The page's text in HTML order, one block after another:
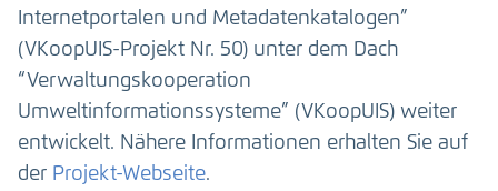
Internetportalen und Metadatenkatalogen”
(VKoopUIS-Projekt Nr. 50) unter dem Dach
“Verwaltungskooperation
Umweltinformationssysteme” (VKoopUIS) weiter
entwickelt. Nähere Informationen erhalten Sie auf
der Projekt-Webseite.